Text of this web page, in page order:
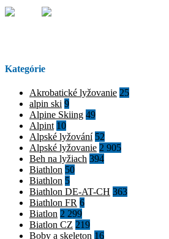
Kategórie
Akrobatické lyžovanie 25
alpin ski 9
Alpine Skiing 49
Alpint 10
Alpské lyžování 52
Alpské lyžovanie 2 905
Beh na lyžiach 394
Biathlon 50
Biathlon 5
Biathlon DE-AT-CH 363
Biathlon FR 6
Biatlon 2 299
Biatlon CZ 219
Boby a skeleton 16